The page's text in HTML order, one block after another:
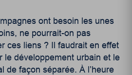
ont besoin les unes
ne pourrait-on pas
ces liens ? Il faudrait en effet
le développement urbain et le
de façon séparée. À l’heure